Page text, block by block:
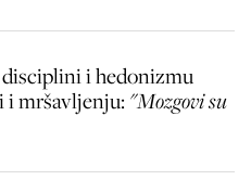
i hedonizmu
i mršavljenju: "Mozgovi su